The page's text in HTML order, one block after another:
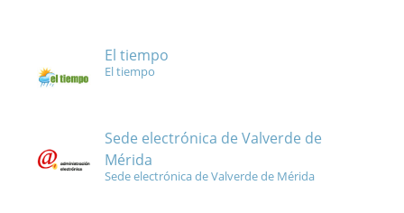
El tiempo
El tiempo
Sede electrónica de Valverde de
Mérida
Sede electrónica de Valverde de Mérida